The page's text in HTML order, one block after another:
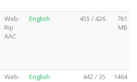
Web-
Rip
AAC
English 455 / 426
761
MB
Web-
English 442 / 35
1464